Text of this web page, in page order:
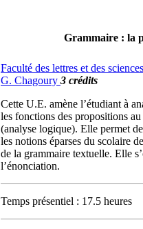
Grammaire : la
Faculté des lettres et des
G. Chagoury 3 crédits
Cette U.E. amène l’étudiant à
les fonctions des propositions au
(analyse logique). Elle permet
les notions éparses du scolaire
de la grammaire textuelle. Elle
l’énonciation.
Temps présentiel : 17.5 heures